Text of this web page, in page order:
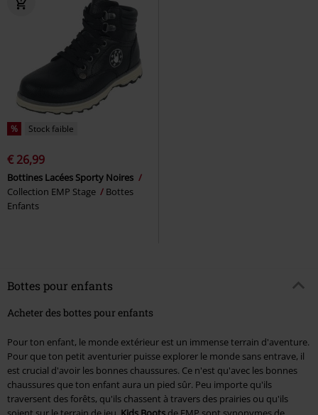
% Stock faible
€ 26,99
Bottines Lacées Sporty Noires
Collection EMP Stage
Bottes
Enfants
Bottes pour enfants
Acheter des bottes pour enfants
Pour ton enfant, le monde extérieur est un immense terrain d'aventure.
Pour que ton petit aventurier puisse explorer le monde sans entrave, il
est crucial d'avoir les bonnes chaussures. Ce n'est qu'avec les bonnes
chaussures que ton enfant aura un pied sûr. Peu importe qu'ils
traversent des forêts, qu'ils chassent à travers des prairies ou qu'ils